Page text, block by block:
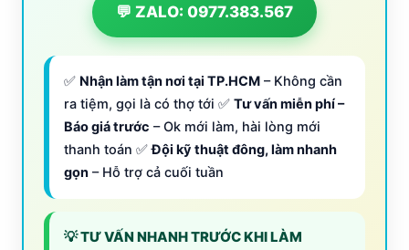
💬 ZALO: 0977.383.567
✅ Nhận làm tận nơi tại TP.HCM – Không cần
ra tiệm, gọi là có thợ tới ✅ Tư vấn miễn phí –
Báo giá trước – Ok mới làm, hài lòng mới
thanh toán ✅Đội kỹ thuật đông, làm nhanh
gọn – Hỗ trợ cả cuối tuần
💡 TƯ VẤN NHANH TRƯỚC KHI LÀM